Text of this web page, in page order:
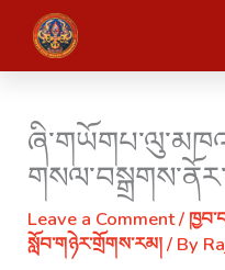
content
Leave a Comment/
སློབ་གཉེར་གྲོགས་རམ།/ By